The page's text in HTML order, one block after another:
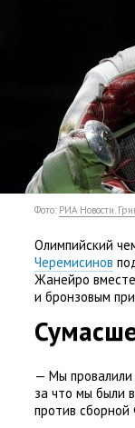
Фото: РИА Новости.
Олимпийский
Черемисинов
Жанейро
и бронзовым
— Мы провалили
за что мы были
против